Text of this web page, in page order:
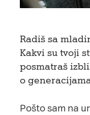
Radiš sa
Kakvi su tvoji
posmatraš
o
Pošto sam na